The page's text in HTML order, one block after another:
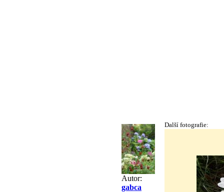
Autor:
gabca
Další fotografie: